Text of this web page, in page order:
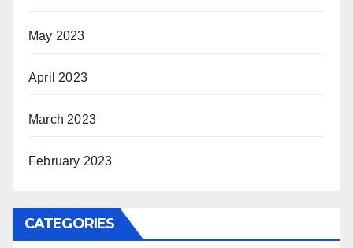
May 2023
April 2023
March 2023
February 2023
CATEGORIES